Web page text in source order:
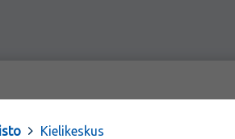
Kielikeskus